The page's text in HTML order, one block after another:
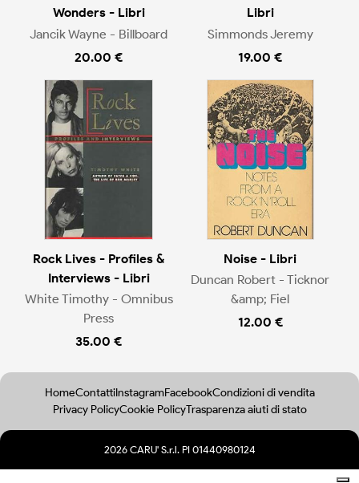
Wonders - Libri
Jancik Wayne - Billboard
20.00 €
Libri
Simmonds Jeremy
19.00 €
Rock Lives - Profiles &
Interviews - Libri
White Timothy - Omnibus
Press
35.00 €
Noise - Libri
Duncan Robert - Ticknor
&amp; Fiel
12.00 €
HomeContattiInstagramFacebookCondizioni di vendita
Privacy PolicyCookie PolicyTrasparenza aiuti di stato
2026 CARU' S.r.l. PI 01440980124